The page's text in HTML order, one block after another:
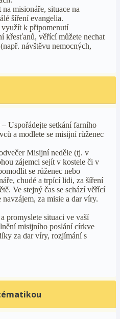
misionáře, situace na
šíření evangelia.
využít k připomenutí
křesťanů, věřící můžete nechat
návštěvu nemocných,
– Uspořádejte setkání farního
a modlete se misijní růženec
Misijní neděle (tj. v
zájemci sejít v kostele či v
se růženec nebo
chudé a trpící lidi, za šíření
Ve stejný čas se schází věřící
za misie a dar víry.
promyslete situaci ve vaší
misijního poslání církve
za dar víry, rozjímání s